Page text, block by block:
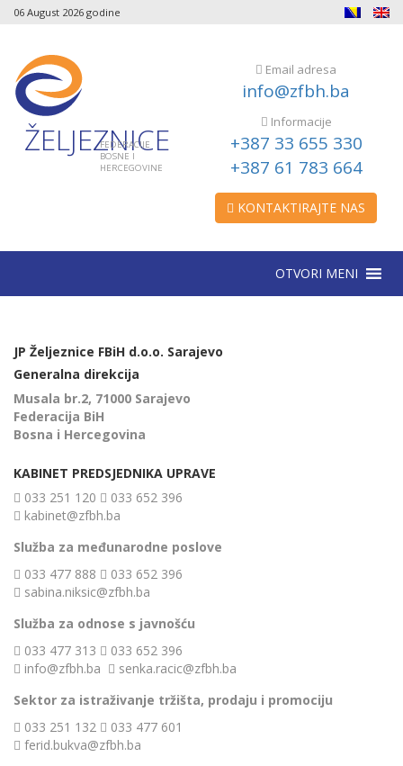
06 August 2026 godine
ŽELJEZNICE
FEDERACIJE
BOSNE I
HERCEGOVINE
Email adresa
info@zfbh.ba
Informacije
+387 33 655 330
+387 61 783 664
KONTAKTIRAJTE NAS
OTVORI MENI
JP Željeznice FBiH d.o.o. Sarajevo
Generalna direkcija
Musala br.2, 71000 Sarajevo
Federacija BiH
Bosna i Hercegovina
KABINET PREDSJEDNIKA UPRAVE
033 251 120
033 652 396
kabinet@zfbh.ba
Služba za međunarodne poslove
033 477 888
033 652 396
sabina.niksic@zfbh.ba
Služba za odnose s javnošću
033 477 313
033 652 396
info@zfbh.ba
senka.racic@zfbh.ba
Sektor za istraživanje tržišta, prodaju i promociju
033 251 132
033 477 601
ferid.bukva@zfbh.ba